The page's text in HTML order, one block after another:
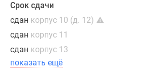
перед
продажей
выполняется
по
желанию
Срок сдачи
сдан корпус 10 (д. 12)
сдан корпус 11
сдан корпус 13
показать ещё